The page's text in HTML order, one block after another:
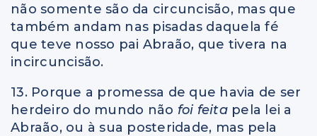
não somente são da circuncisão, mas que
também andam nas pisadas daquela fé
que teve nosso pai Abraão, que tivera na
incircuncisão.
13. Porque a promessa de que havia de ser
herdeiro do mundo não foi feita pela lei a
Abraão, ou à sua posteridade, mas pela